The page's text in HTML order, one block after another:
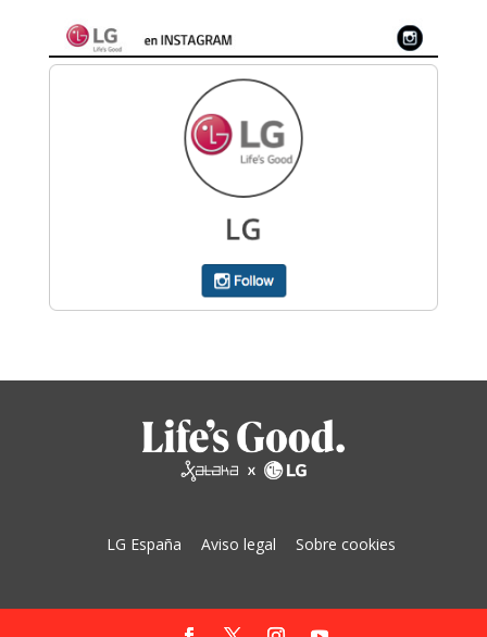
LG España Aviso legal Sobre cookies